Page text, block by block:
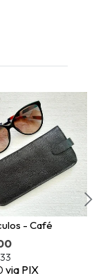
- Café
via PIX